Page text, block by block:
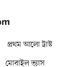
প্রথম আলো ট্রাস্ট
মোবাইল ভ্যাস